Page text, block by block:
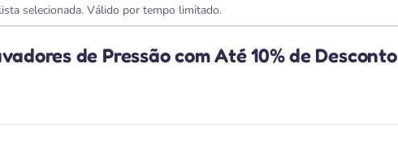
selecionada. Válido por tempo limitado.
de Pressão com Até 10% de Desconto